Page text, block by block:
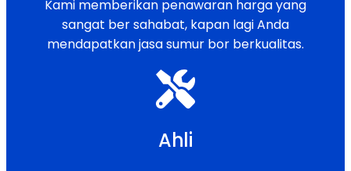
Kami memberikan penawaran harga yang
sangat ber sahabat, kapan lagi Anda
mendapatkan jasa sumur bor berkualitas.
Ahli